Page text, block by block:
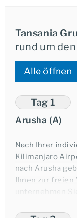
Tansania
rund um
Alle öffnen
Tag 1
Arusha (A)
Nach Ihrer
Kilimanjaro
nach Arusha
Ihnen zur freien
unternehmen